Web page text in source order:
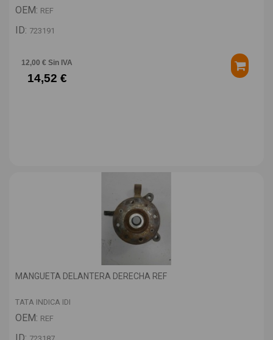
OEM: REF
ID: 723191
12,00 € Sin IVA
14,52 €
MANGUETA DELANTERA DERECHA REF
TATA INDICA IDI
OEM: REF
ID: